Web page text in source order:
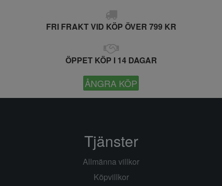
FRI FRAKT VID KÖP ÖVER 799 KR
ÖPPET KÖP I 14 DAGAR
ÅNGRA KÖP
Tjänster
Allmänna villkor
Köpvillkor